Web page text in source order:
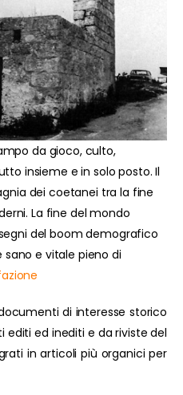
da gioco, culto,
insieme e in solo posto. Il
dei coetanei tra la fine
La fine del mondo
del boom demografico
sano e vitale pieno di
di interesse storico
editi ed inediti e da riviste del
in articoli più organici per